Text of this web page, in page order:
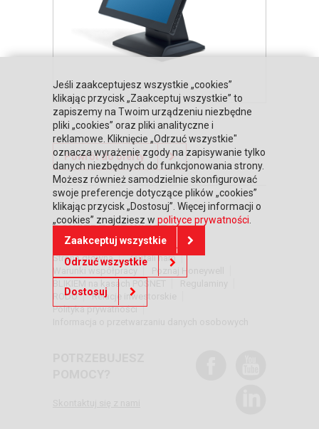
Powrót do oferty
DOWIEDZ SIĘ WIĘCEJ
Strona główna
Zaufali nam
Warunki współpracy
RODO
Relacje inwestorskie
Polityka prywatności
Jeśli zaakceptujesz wszystkie „cookies”
klikając przycisk „Zaakceptuj wszystkie” to
zapiszemy na Twoim urządzeniu niezbędne
pliki „cookies” oraz pliki analityczne i
reklamowe. Kliknięcie „Odrzuć wszystkie"
oznacza wyrażenie zgody na zapisywanie tylko
danych niezbędnych do funkcjonowania strony.
Możesz również samodzielnie skonfigurować
swoje preferencje dotyczące plików „cookies”
klikając przycisk „Dostosuj”. Więcej informacji o
„cookies” znajdziesz w polityce prywatności
Zaakceptuj wszystkie
Odrzuć wszystkie
Dostosuj